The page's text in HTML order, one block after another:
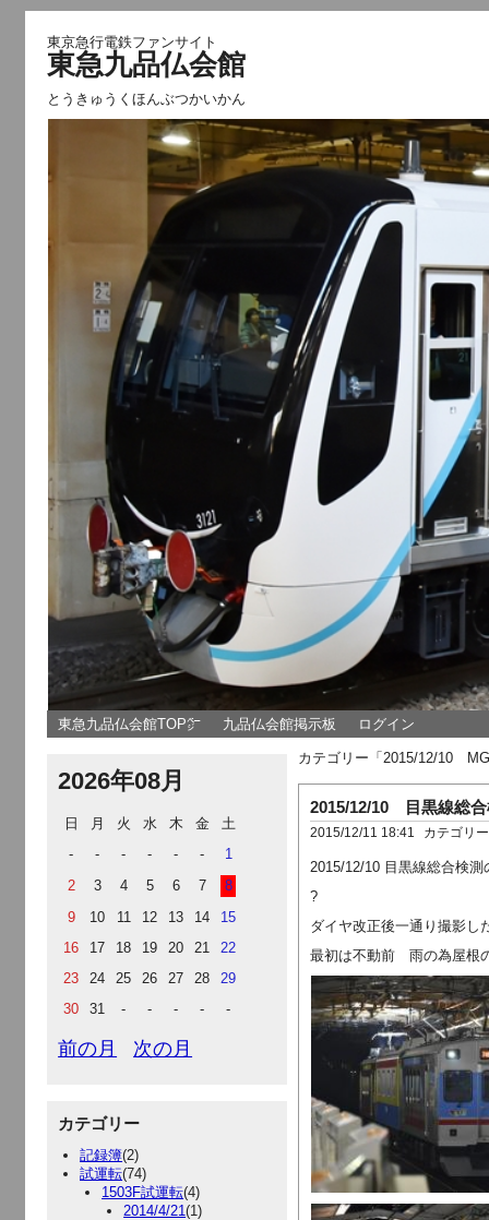
東京急行電鉄ファンサイト
東急九品仏会館
とうきゅうくほんぶつかいかん
東急九品仏会館TOP㌻ 九品仏会館掲示板 ログイン
2026年08月
日 月 火 水 木 金
土
-
- - - - -
1
2
3 4 5 6 7
8
9
10 11 12 13 14
15
16
17 18 19 20 21
22
23
24 25 26 27 28
29
30
31 - - - - -
前の月 次の月
カテゴリー
記録簿(2)
試運転(74)
1503F試運転(4)
2014/4/21(1)
カテゴリー「2015/12/10
2015/12/10 目黒線総
2015/12/11 18:41 カテゴリ
2015/12/10 目黒線総合検測
?
ダイヤ改正後一通り撮影し
最初は不動前 雨の為屋根